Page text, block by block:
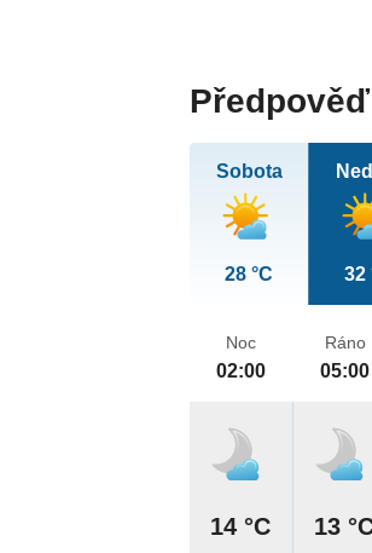
Sobota
28 °C 32
Noc
02:00
14 °C
Ráno
05:00
13